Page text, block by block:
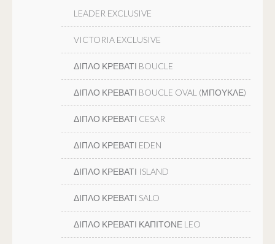
LEADER EXCLUSIVE
VICTORIA EXCLUSIVE
ΔΙΠΛΟ ΚΡΕΒΑΤΙ BOUCLE
ΔΙΠΛΟ ΚΡΕΒΑΤΙ BOUCLE OVAL (ΜΠΟΥΚΛΕ)
ΔΙΠΛΟ ΚΡΕΒΑΤΙ CESAR
ΔΙΠΛΟ ΚΡΕΒΑΤΙ EDEN
ΔΙΠΛΟ ΚΡΕΒΑΤΙ ISLAND
ΔΙΠΛΟ ΚΡΕΒΑΤΙ SALO
ΔΙΠΛΟ ΚΡΕΒΑΤΙ ΚΑΠΙΤΟΝΕ LEO